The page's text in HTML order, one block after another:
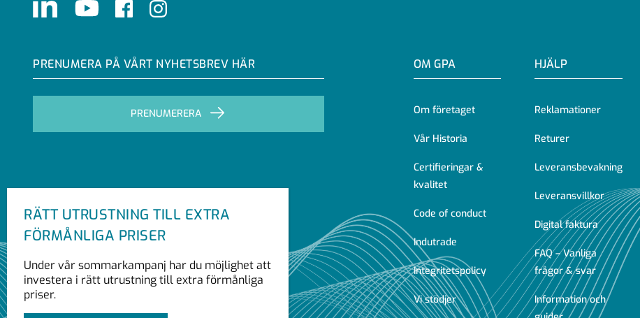
LinkedIn Youtube FacebookInstagram
PRENUMERA PÅ VÅRT NYHETSBREV HÄR
PRENUMERERA
OM GPA
Om företaget
Vår Historia
Certifieringar &
kvalitet
Code of conduct
Indutrade
Integritetspolicy
Vi stödjer
HJÄLP
Reklamationer
Returer
Leveransbevakning
Leveransvillkor
Digital faktura
FAQ – Vanliga
frågor & svar
Information och
RÄTT UTRUSTNING TILL EXTRA
FÖRMÅNLIGA PRISER
Under vår sommarkampanj har du möjlighet att
investera i rätt utrustning till extra förmånliga
priser.